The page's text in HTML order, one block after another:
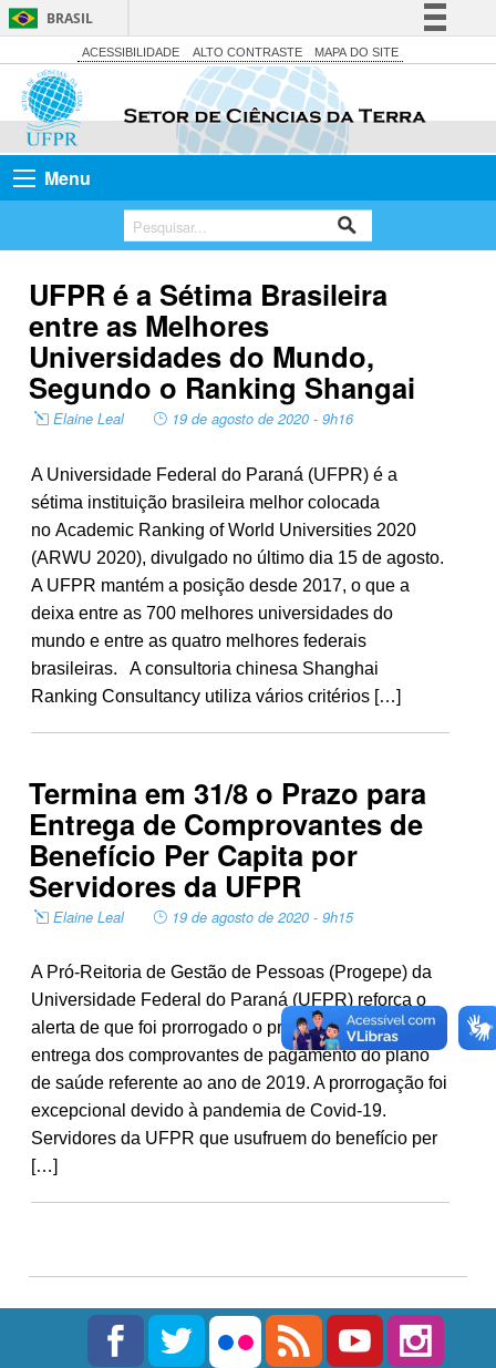
BRASIL
Simplifique!
Comunica BR
Participe
Acesso à informação
Canais
ACESSIBILIDADE ALTO CONTRASTE MAPA DO SITE
Menu
UFPR é a Sétima Brasileira
entre as Melhores
Universidades do Mundo,
Segundo o Ranking Shangai
Elaine Leal 19 de agosto de 2020 - 9h16
A Universidade Federal do Paraná (UFPR) é a
sétima instituição brasileira melhor colocada
no Academic Ranking of World Universities 2020
(ARWU 2020), divulgado no último dia 15 de agosto.
A UFPR mantém a posição desde 2017, o que a
deixa entre as 700 melhores universidades do
mundo e entre as quatro melhores federais
brasileiras. A consultoria chinesa Shanghai
Ranking Consultancy utiliza vários critérios […]
Termina em 31/8 o Prazo para
Entrega de Comprovantes de
Benefício Per Capita por
Servidores da UFPR
Elaine Leal 19 de agosto de 2020 - 9h15
A Pró-Reitoria de Gestão de Pessoas (Progepe) da
Universidade Federal do Paraná (UFPR) reforça o
alerta de que foi prorrogado o prazo final para
entrega dos comprovantes de pagamento do plano
de saúde referente ao ano de 2019. A prorrogação foi
excepcional devido à pandemia de Covid-19.
Servidores da UFPR que usufruem do benefício per
[…]